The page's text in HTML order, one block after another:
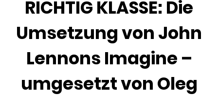
RICHTIG KLASSE: Die
Umsetzung von John
Lennons Imagine –
umgesetzt von Oleg